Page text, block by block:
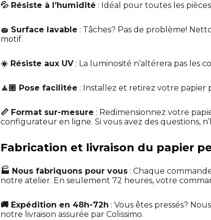
💦 Résiste à l’humidité : Idéal pour toutes les
🧽 Surface lavable : Tâches? Pas de problème!
motif.
☀️ Résiste aux UV : La luminosité n’altérera pas les
🧘🏼 Pose facilitée : Installez et retirez votre papier
📏 Format sur-mesure : Redimensionnez votre
configurateur en ligne. Si vous avez des questions,
Fabrication et livraison du papier
🏭 Nous fabriquons pour vous : Chaque
notre atelier. En seulement 72 heures, votre
🚚 Expédition en 48h-72h : Vous êtes pressés?
notre livraison assurée par Colissimo.